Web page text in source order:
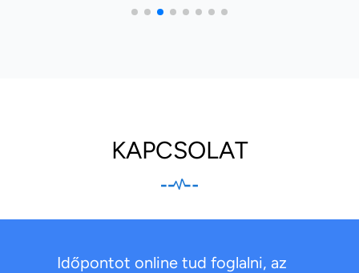
KAPCSOLAT
Időpontot online tud foglalni, az